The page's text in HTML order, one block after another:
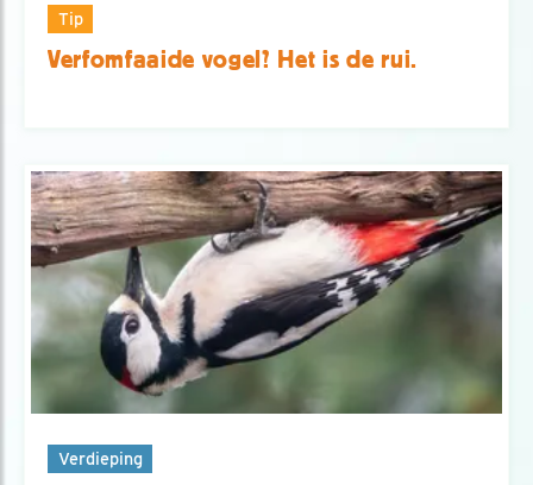
Tip
Verfomfaaide vogel? Het is de rui.
Verdieping